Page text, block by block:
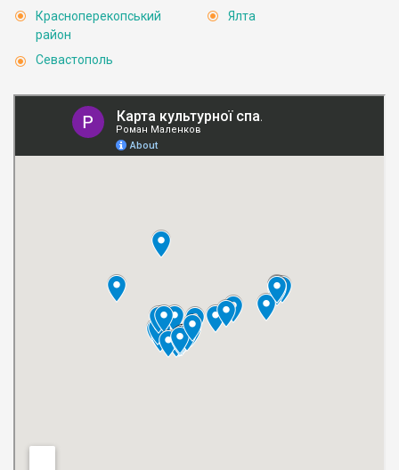
Красноперекопський
район
Севастополь
Ялта